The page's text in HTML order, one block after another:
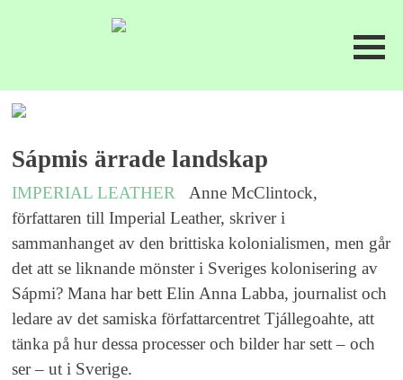
Sápmis ärrade landskap
IMPERIAL LEATHER
Anne McClintock,
författaren till Imperial Leather, skriver i
sammanhanget av den brittiska kolonialismen, men går
det att se liknande mönster i Sveriges kolonisering av
Sápmi? Mana har bett Elin Anna Labba, journalist och
ledare av det samiska författarcentret Tjállegoahte, att
tänka på hur dessa processer och bilder har sett – och
ser – ut i Sverige.